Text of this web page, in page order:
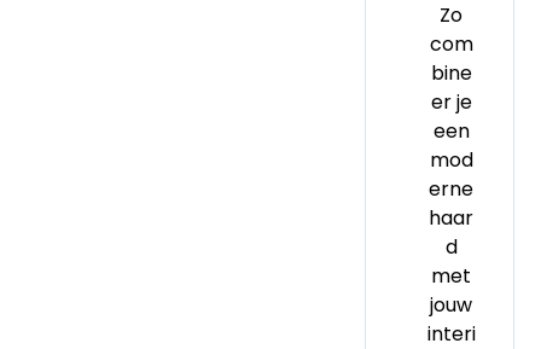
Zo
com
bine
er je
een
mod
erne
haar
d
met
jouw
interi